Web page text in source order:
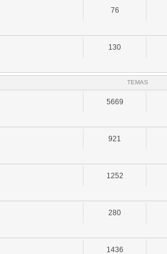
76
130
TEMAS
5669
921
1252
280
1436